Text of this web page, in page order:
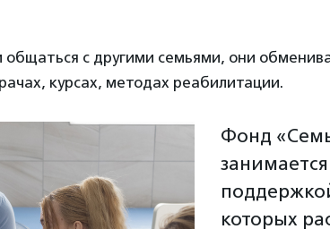
общаться с другими семьями, они
курсах, методах реабилитации.
Фонд
которых